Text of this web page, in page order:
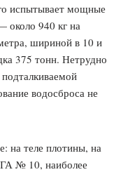
испытывает мощные
около 940 кг на
шириной в 10 и
375 тонн. Нетрудно
водосброса не
на теле плотины, на
ГА № 10, наиболее